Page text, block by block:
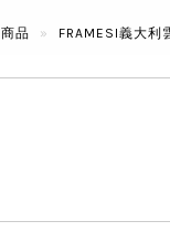
商品 FRAMESI義大利